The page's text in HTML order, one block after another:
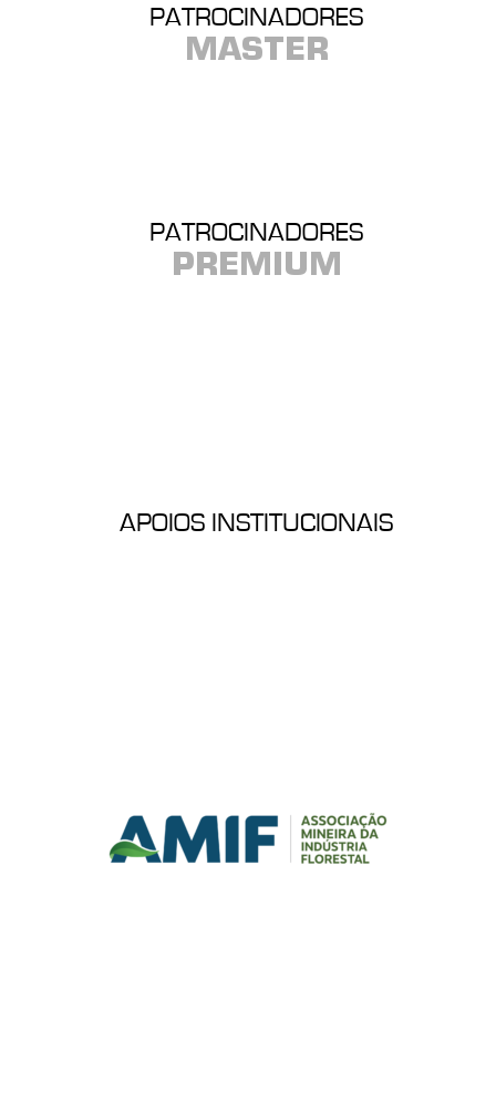
PATROCINADORES
MASTER
PATROCINADORES
PREMIUM
APOIOS INSTITUCIONAIS